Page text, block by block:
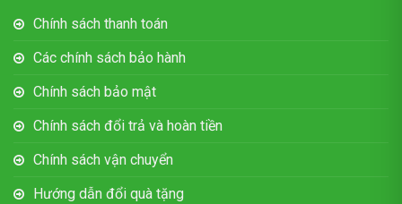
Chính sách thanh toán
Các chính sách bảo hành
Chính sách bảo mật
Chính sách đổi trả và hoàn tiền
Chính sách vận chuyển
Hướng dẫn đổi quà tặng